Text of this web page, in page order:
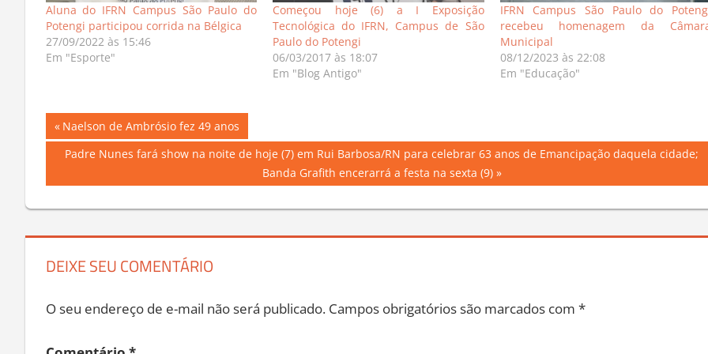
Aluna do IFRN Campus São Paulo do
Potengi participou corrida na Bélgica
27/09/2022 às 15:46
Em "Esporte"
Começou hoje (6) a I Exposição
Tecnológica do IFRN, Campus de São
Paulo do Potengi
06/03/2017 às 18:07
Em "Blog Antigo"
IFRN Campus São Paulo do
recebeu homenagem da
Municipal
08/12/2023 às 22:08
Em "Educação"
Navegação
de
Previous
Post:
Naelson de Ambrósio fez 49 anos
Next
Padre Nunes fará show na noite de hoje (7) em Rui Barbosa/RN para celebrar 63 anos de Emancipação daquela cidade;
Banda Grafith encerarrá a festa na sexta (9)
DEIXE SEU COMENTÁRIO
O seu endereço de e-mail não será publicado. Campos obrigatórios são marcados com